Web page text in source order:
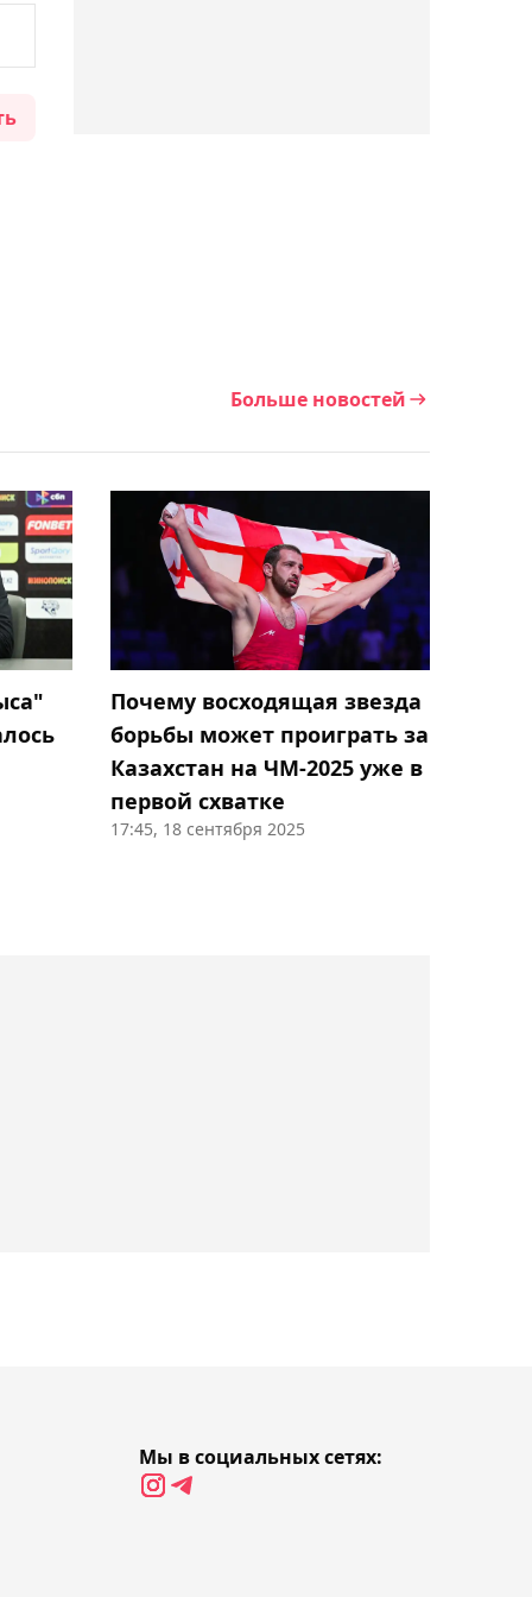
Асаубаева сыграет за
Олимпиаде-2026
Простой Нурсултанова
перед боем за титул WBC:
тренер предупредил о
проблемах с весом
14:15, Сегодня
"Если Махмуд поедет, мы
пожелаем ему удачи":
Бибосынов о том, кто
должен драться на
14:09, Сегодня
"Главной проблемой
13:06, Сегодня
Больше новостей
Почему восходящая звезда
борьбы может проиграть за
Казахстан на ЧМ-2025 уже в
первой схватке
17:45, 18 сентября 2025
Мы в социальных сетях: